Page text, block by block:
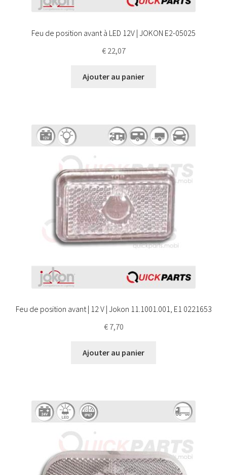
Feu de position avant à LED 12V | JOKON E2-05025
€22,07
Ajouter au panier
Feu de position avant | 12 V | Jokon 11.1001.001, E1 0221653
€7,70
Ajouter au panier